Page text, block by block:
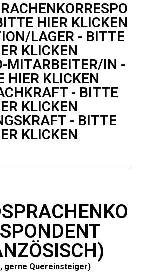
HIER KLICKEN
LAGER - BITTE
KLICKEN
MITARBEITER/IN -
HIER KLICKEN
- BITTE
KLICKEN
- BITTE
KLICKEN
gerne Quereinsteiger)